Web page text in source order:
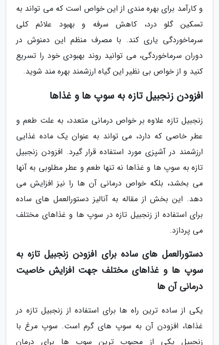
و کارآمد برای بهره مندی از این خواص است که می تواند به
تسکین گلو درد، کاهش سرفه و بهبود علائم کلی
سرماخوردگی یاری کند. با مصرف منظم این دمنوش در
دوران سرماخوردگی، می توانید روند بهبودی خود را تسریع
کنید و از خواص بی نظیر این گیاه ارزشمند بهره مند شوید.
افزودن زنجبیل تازه به سوپ ها و غذاها
زنجبیل تازه علاوه بر خواص درمانی متعدد، به علت طعم و
عطر خاصی که دارد، می تواند به عنوان یک ماده غذایی
ارزشمند در آشپزی مورد استفاده قرار گیرد. افزودن زنجبیل
تازه به سوپ ها و غذاها نه تنها طعم و عطر مطلوبی به آنها
می بخشد، بلکه خواص درمانی آن ها را نیز افزایش می
دهد. این بخش از مقاله به آنالیز دستورالعمل های ساده
برای استفاده از زنجبیل تازه در سوپ ها و غذاهای مختلف
می پردازد.
دستورالعمل های ساده برای افزودن زنجبیل تازه به
سوپ ها و غذاهای مختلف جهت افزایش خاصیت
درمانی آن ها
یکی از ساده ترین راه ها برای استفاده از زنجبیل تازه در
غذاها، افزودن آن به سوپ های گرم است. سوپ مرغ با
زنجبیل یکی از محبوب ترین سوپ ها برای درمان